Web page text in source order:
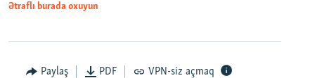
Ətraflı burada oxuyun
Paylaş PDF VPN-siz açmaq